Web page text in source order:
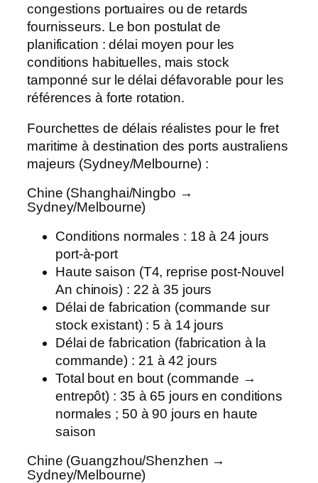
congestions portuaires ou de retards
fournisseurs. Le bon postulat de
planification : délai moyen pour les
conditions habituelles, mais stock
tamponné sur le délai défavorable pour les
références à forte rotation.
Fourchettes de délais réalistes pour le fret
maritime à destination des ports australiens
majeurs (Sydney/Melbourne) :
Chine (Shanghai/Ningbo →
Sydney/Melbourne)
Conditions normales : 18 à 24 jours
port-à-port
Haute saison (T4, reprise post-Nouvel
An chinois) : 22 à 35 jours
Délai de fabrication (commande sur
stock existant) : 5 à 14 jours
Délai de fabrication (fabrication à la
commande) : 21 à 42 jours
Total bout en bout (commande →
entrepôt) : 35 à 65 jours en conditions
normales ; 50 à 90 jours en haute
saison
Chine (Guangzhou/Shenzhen →
Sydney/Melbourne)